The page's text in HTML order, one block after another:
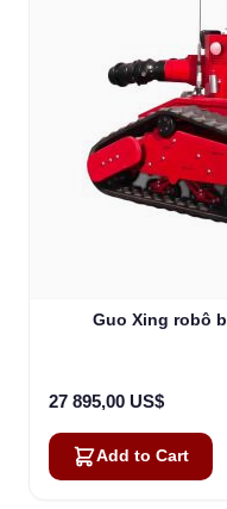
Guo Xing robô
27 895,00 US$
Add to Cart